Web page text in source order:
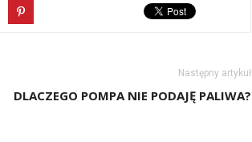
Następny artykuł
DLACZEGO POMPA NIE PODAJĘ PALIWA?